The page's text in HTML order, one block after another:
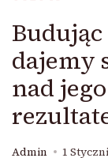
dajemy
nad
Admin 1